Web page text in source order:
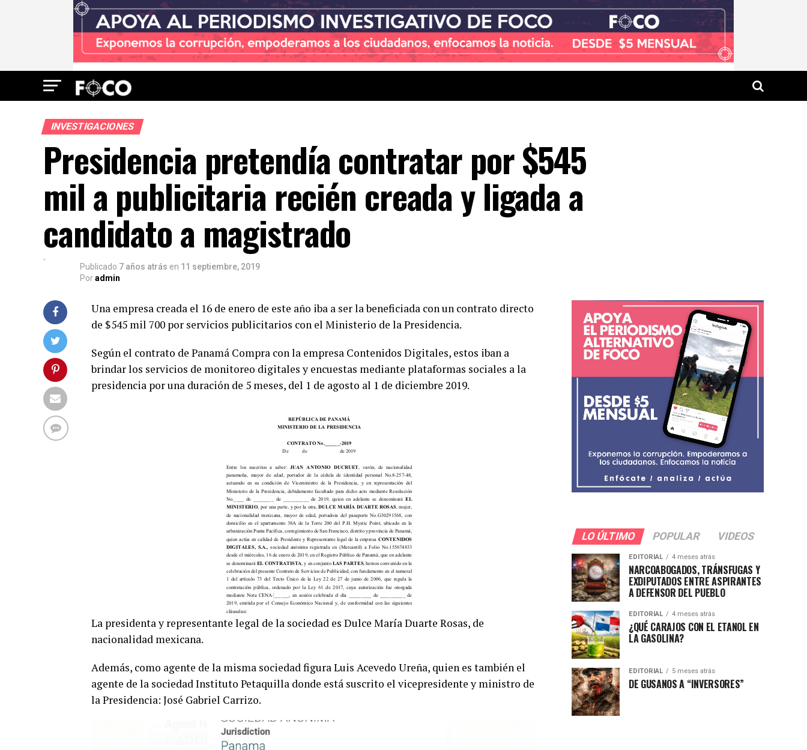
INVESTIGACIONES
Presidencia pretendía contratar por $545
mil a publicitaria recién creada y ligada a
candidato a magistrado
Publicado 7 años atrás en 11 septiembre, 2019
Poradmin
Una empresa creada el 16 de enero de este año iba a ser la beneficiada con un contrato directo
de $545 mil 700 por servicios publicitarios con el Ministerio de la Presidencia.
Según el contrato de Panamá Compra con la empresa Contenidos Digitales, estos iban a
brindar los servicios de monitoreo digitales y encuestas mediante plataformas sociales a la
presidencia por una duración de 5 meses, del 1 de agosto al 1 de diciembre 2019.
La presidenta y representante legal de la sociedad es Dulce María Duarte Rosas, de
nacionalidad mexicana.
Además, como agente de la misma sociedad figura Luis Acevedo Ureña, quien es también el
agente de la sociedad Instituto Petaquilla donde está suscrito el vicepresidente y ministro de
la Presidencia: José Gabriel Carrizo.
LO ÚLTIMO POPULAR VIDEOS
EDITORIAL 4 meses atrás
NARCOABOGADOS, TRÁNSFUGAS Y
EXDIPUTADOS ENTRE ASPIRANTES
A DEFENSOR DEL PUEBLO
EDITORIAL 4 meses atrás
¿QUÉ CARAJOS CON EL ETANOL EN
LA GASOLINA?
EDITORIAL 5 meses atrás
DE GUSANOS A “INVERSORES”